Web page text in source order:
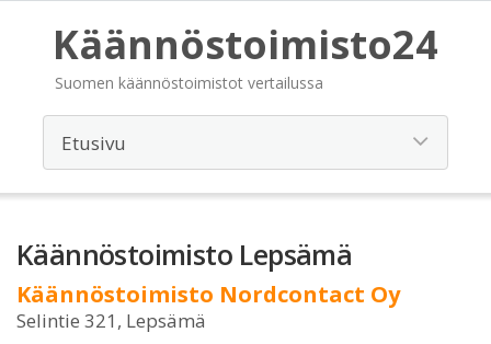
Käännöstoimisto24
Suomen käännöstoimistot vertailussa
Käännöstoimisto Lepsämä
Käännöstoimisto Nordcontact Oy
Selintie 321, Lepsämä